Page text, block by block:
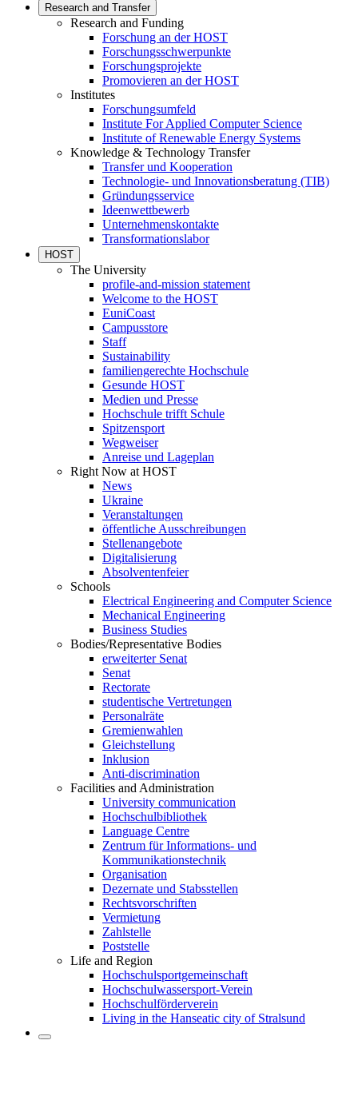
Research and Transfer
Research and Funding
Forschung an der HOST
Forschungsschwerpunkte
Forschungsprojekte
Promovieren an der HOST
Institutes
Forschungsumfeld
Institute For Applied Computer Science
Institute of Renewable Energy Systems
Knowledge & Technology Transfer
Transfer und Kooperation
Technologie- und Innovationsberatung (TIB)
Gründungsservice
Ideenwettbewerb
Unternehmenskontakte
Transformationslabor
HOST
The University
profile-and-mission statement
Welcome to the HOST
EuniCoast
Campusstore
Staff
Sustainability
familiengerechte Hochschule
Gesunde HOST
Medien und Presse
Hochschule trifft Schule
Spitzensport
Wegweiser
Anreise und Lageplan
Right Now at HOST
News
Ukraine
Veranstaltungen
öffentliche Ausschreibungen
Stellenangebote
Digitalisierung
Absolventenfeier
Schools
Electrical Engineering and Computer Science
Mechanical Engineering
Business Studies
Bodies/Representative Bodies
erweiterter Senat
Senat
Rectorate
studentische Vertretungen
Personalräte
Gremienwahlen
Gleichstellung
Inklusion
Anti-discrimination
Facilities and Administration
University communication
Hochschulbibliothek
Language Centre
Zentrum für Informations- und
Kommunikationstechnik
Organisation
Dezernate und Stabsstellen
Rechtsvorschriften
Vermietung
Zahlstelle
Poststelle
Life and Region
Hochschulsportgemeinschaft
Hochschulwassersport-Verein
Hochschulförderverein
Living in the Hanseatic city of Stralsund